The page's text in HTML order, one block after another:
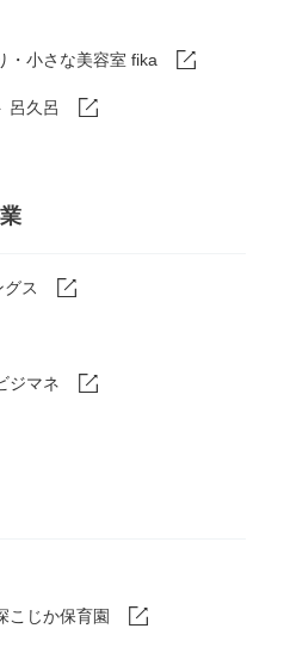
・小さな美容室 fika
呂久呂
ス
ジマネ
こじか保育園